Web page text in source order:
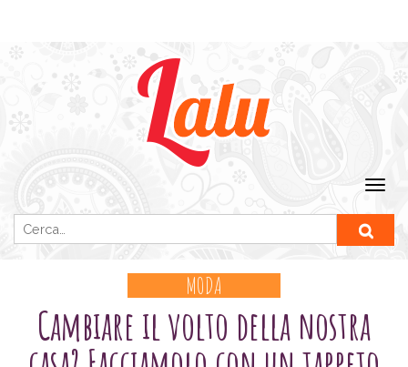
MODA
Cambiare il volto della nostra